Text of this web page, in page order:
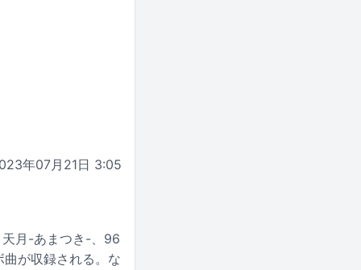
年07月21日 3:05
月-あまつき-、96
が収録される。な